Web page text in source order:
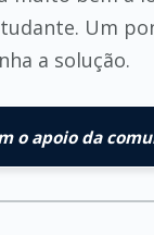
Um
a solução.
o apoio da